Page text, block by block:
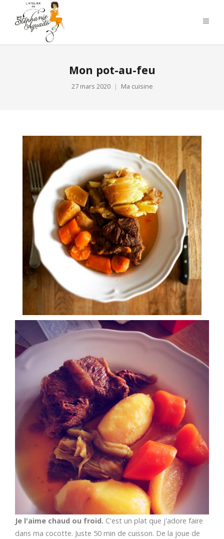
Mon pot-au-feu
27 mars 2020 Ma cuisine
Je l'aime chaud ou froid. C'est un plat que j'adore faire
dans ma cocotte. Juste 50 min de cuisson. De la joue de